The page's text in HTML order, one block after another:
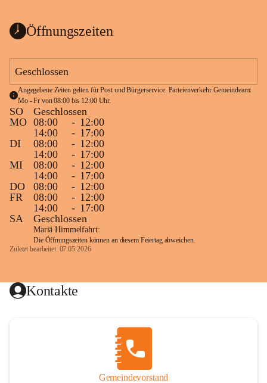
Öffnungszeiten
Geschlossen
Angegebene Zeiten gelten für Post und Bürgerservice. Parteienverkehr Gemeindeamt
Mo - Fr von 08:00 bis 12:00 Uhr.
SO
Geschlossen
MO 08:00 - 12:00
14:00
- 17:00
DI
08:00 - 12:00
14:00
- 17:00
MI
08:00 - 12:00
14:00
- 17:00
DO
08:00 - 12:00
FR
08:00 - 12:00
14:00
- 17:00
SA
Geschlossen
Mariä Himmelfahrt:
Die Öffnungszeiten können an diesem Feiertag abweichen.
Zuletzt bearbeitet: 07.05.2026
Kontakte
Gemeindevorstand